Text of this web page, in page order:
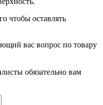
чтобы оставлять
вас вопрос по товару
обязательно вам